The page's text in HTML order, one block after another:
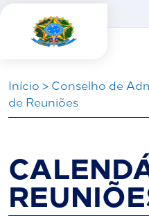
Iní­cio > Conselho de
de Reuniões